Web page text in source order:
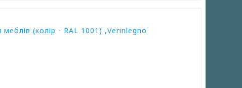
(колір - RAL 1001) ,Verinlegno